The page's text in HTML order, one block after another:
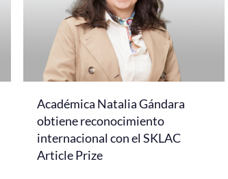
Académica Natalia Gándara
obtiene reconocimiento
internacional con el SKLAC
Article Prize